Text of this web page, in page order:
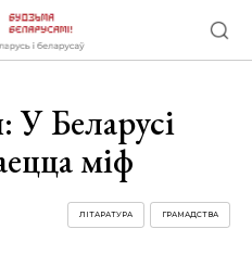
Беларусі
міф
ГРАМАДСТВА
ЛІТАРАТУРА